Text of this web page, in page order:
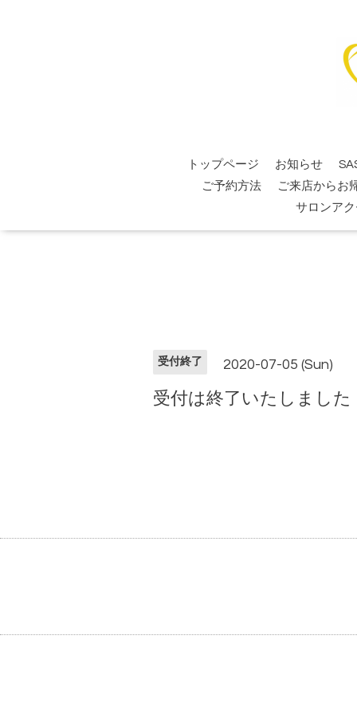
トップページ お知らせ
ご予約方法
ご来店からお
サロンア
受付終了 2020-07-05 (Sun)
受付は終了いたしました